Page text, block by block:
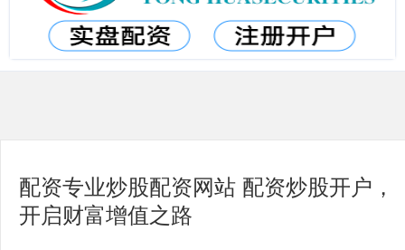
配资专业炒股配资网站 配资炒股开户，
开启财富增值之路